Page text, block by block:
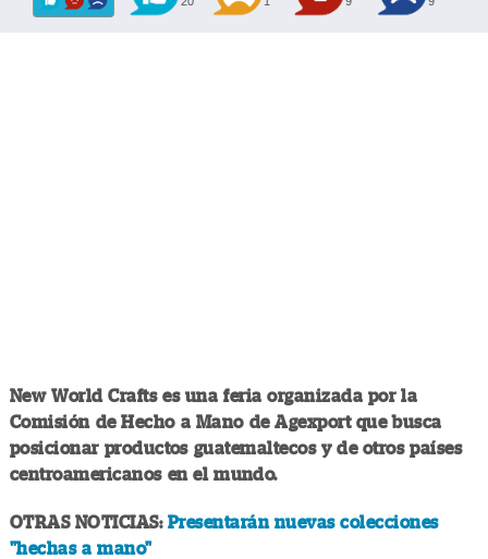
New World Crafts es una feria organizada por la
Comisión de Hecho a Mano de Agexport que busca
posicionar productos guatemaltecos y de otros países
centroamericanos en el mundo.
OTRAS NOTICIAS: Presentarán nuevas colecciones
"hechas a mano"